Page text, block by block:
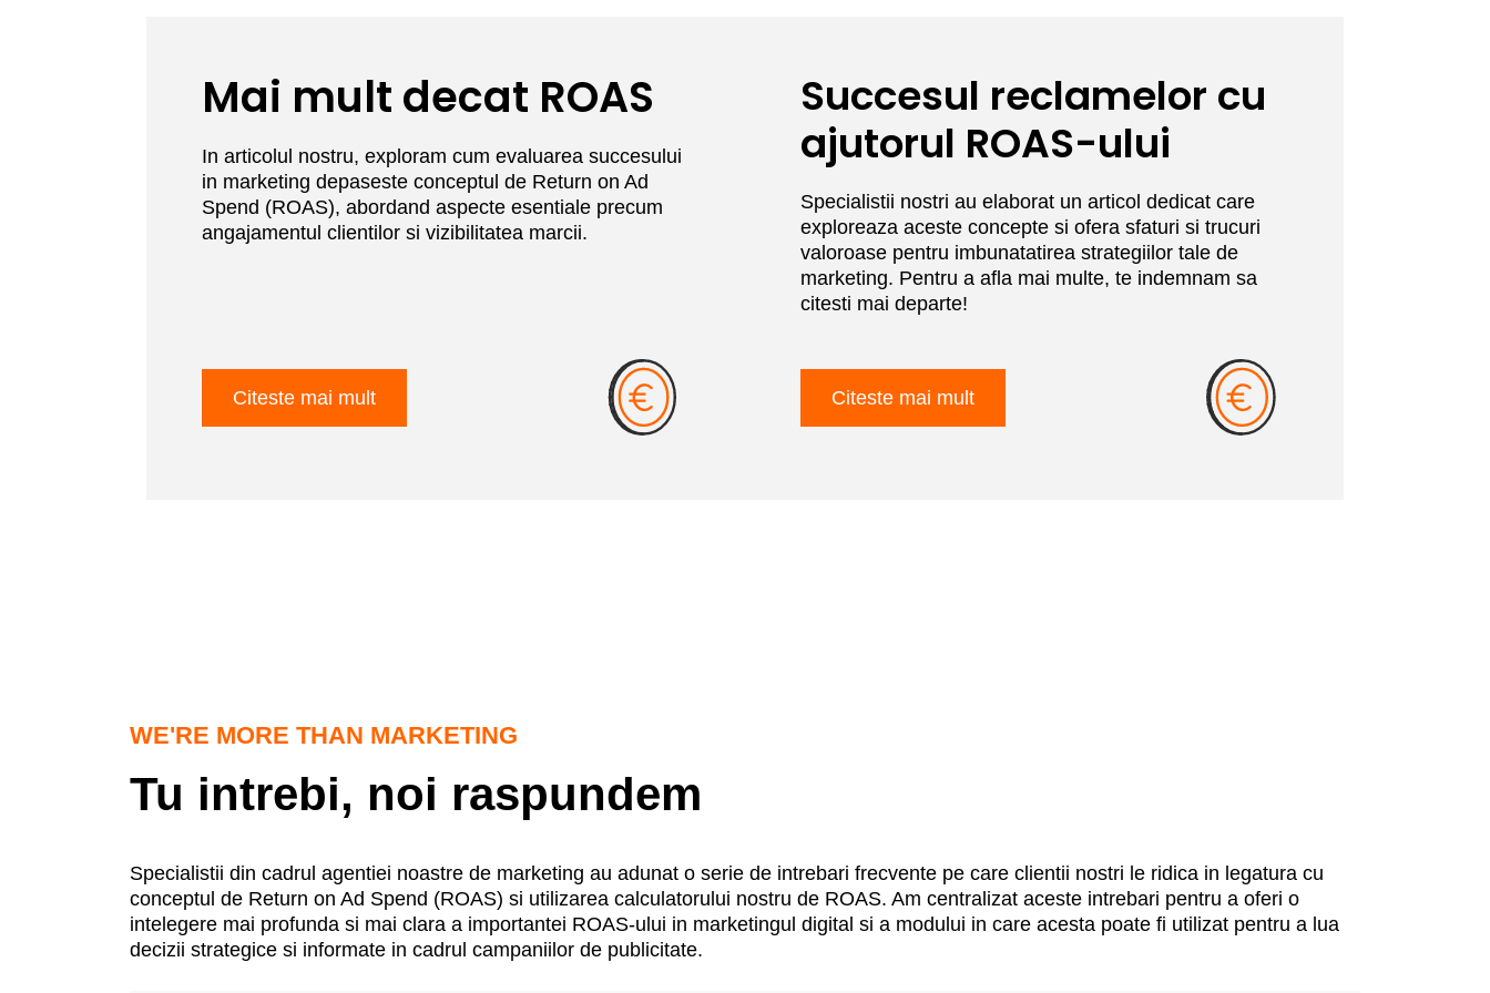
Mai mult decat ROAS
In articolul nostru, exploram cum evaluarea succesului
in marketing depaseste conceptul de Return on Ad
Spend (ROAS), abordand aspecte esentiale precum
angajamentul clientilor si vizibilitatea marcii.
Citeste mai mult
Succesul reclamelor cu
ajutorul ROAS-ului
Specialistii nostri au elaborat un articol dedicat care
exploreaza aceste concepte si ofera sfaturi si trucuri
valoroase pentru imbunatatirea strategiilor tale de
marketing. Pentru a afla mai multe, te indemnam sa
citesti mai departe!
Citeste mai mult
WE'RE MORE THAN MARKETING
Tu intrebi, noi raspundem
Specialistii din cadrul agentiei noastre de marketing au adunat o serie de intrebari frecvente pe care clientii nostri le ridica in legatura cu
conceptul de Return on Ad Spend (ROAS) si utilizarea calculatorului nostru de ROAS. Am centralizat aceste intrebari pentru a oferi o
intelegere mai profunda si mai clara a importantei ROAS-ului in marketingul digital si a modului in care acesta poate fi utilizat pentru a lua
decizii strategice si informate in cadrul campaniilor de publicitate.